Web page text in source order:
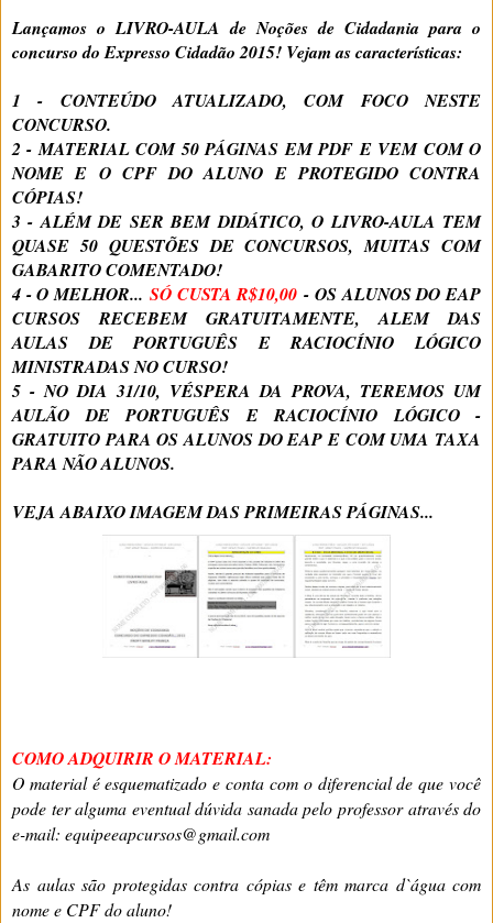
Lançamos o LIVRO-AULA de Noções de Cidadania para o
concurso do Expresso Cidadão 2015! Vejam as características:
1 - CONTEÚDO ATUALIZADO, COM FOCO NESTE
CONCURSO.
2 - MATERIAL COM 50 PÁGINAS EM PDF E VEM COM O
NOME E O CPF DO ALUNO E PROTEGIDO CONTRA
CÓPIAS!
3 - ALÉM DE SER BEM DIDÁTICO, O LIVRO-AULA TEM
QUASE 50 QUESTÕES DE CONCURSOS, MUITAS COM
GABARITO COMENTADO!
4 - O MELHOR... SÓ CUSTA R$10,00 - OS ALUNOS DO EAP
CURSOS RECEBEM GRATUITAMENTE, ALEM DAS
AULAS DE PORTUGUÊS E RACIOCÍNIO LÓGICO
MINISTRADAS NO CURSO!
5 - NO DIA 31/10, VÉSPERA DA PROVA, TEREMOS UM
AULÃO DE PORTUGUÊS E RACIOCÍNIO LÓGICO -
GRATUITO PARA OS ALUNOS DO EAP E COM UMA TAXA
PARA NÃO ALUNOS.
VEJA ABAIXO IMAGEM DAS PRIMEIRAS PÁGINAS...
COMO ADQUIRIR O MATERIAL:
O material é esquematizado e conta com o diferencial de que você
pode ter alguma eventual dúvida sanada pelo professor através do
e-mail: equipeeapcursos@gmail.com
As aulas são protegidas contra cópias e têm marca d`água com
nome e CPF do aluno!